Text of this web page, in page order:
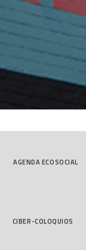
AGENDA ECOSOCIAL
CIBER-COLOQUIOS